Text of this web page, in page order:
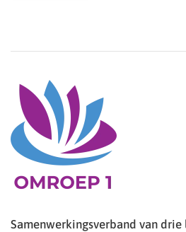
Samenwerkingsverband van